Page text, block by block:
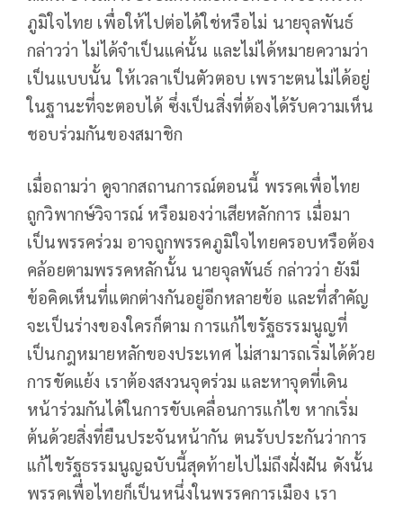
ภูมิใจไทย เพื่อให้ไปต่อได้ใช่หรือไม่ นายจุลพันธ์
กล่าวว่า ไม่ได้จำเป็นแค่นั้น และไม่ได้หมายความว่า
เป็นแบบนั้น ให้เวลาเป็นตัวตอบ เพราะตนไม่ได้อยู่
ในฐานะที่จะตอบได้ ซึ่งเป็นสิ่งที่ต้องได้รับความเห็น
ชอบร่วมกันของสมาชิก
เมื่อถามว่า ดูจากสถานการณ์ตอนนี้ พรรคเพื่อไทย
ถูกวิพากษ์วิจารณ์ หรือมองว่าเสียหลักการ เมื่อมา
เป็นพรรคร่วม อาจถูกพรรคภูมิใจไทยครอบหรือต้อง
คล้อยตามพรรคหลักนั้น นายจุลพันธ์ กล่าวว่า ยังมี
ข้อคิดเห็นที่แตกต่างกันอยู่อีกหลายข้อ และที่สำคัญ
จะเป็นร่างของใครก็ตาม การแก้ไขรัฐธรรมนูญที่
เป็นกฎหมายหลักของประเทศ ไม่สามารถเริ่มได้ด้วย
การขัดแย้ง เราต้องสงวนจุดร่วม และหาจุดที่เดิน
หน้าร่วมกันได้ในการขับเคลื่อนการแก้ไข หากเริ่ม
ต้นด้วยสิ่งที่ยืนประจันหน้ากัน ตนรับประกันว่าการ
แก้ไขรัฐธรรมนูญฉบับนี้สุดท้ายไปไม่ถึงฝั่งฝัน ดังนั้น
พรรคเพื่อไทยก็เป็นหนึ่งในพรรคการเมือง เรา